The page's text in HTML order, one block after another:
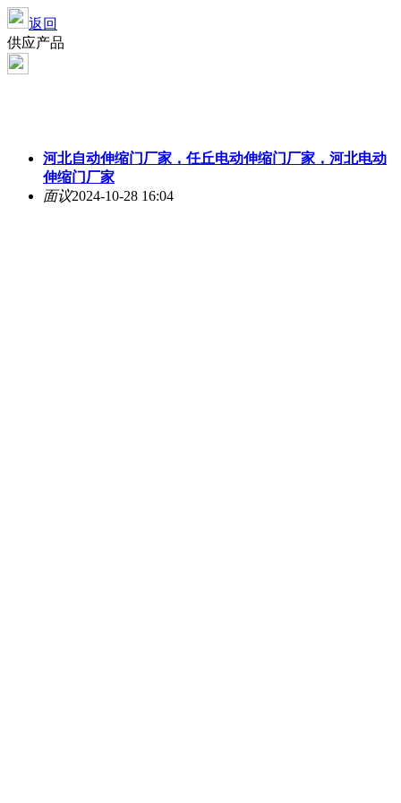
返回
供应产品
河北自动伸缩门厂家，任丘电动伸缩门厂家，河北电动
伸缩门厂家
面议2024-10-28 16:04